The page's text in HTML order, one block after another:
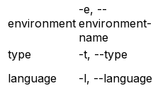
environment
-e, --
environment-
name
type
-t, --type
language
-l, --language